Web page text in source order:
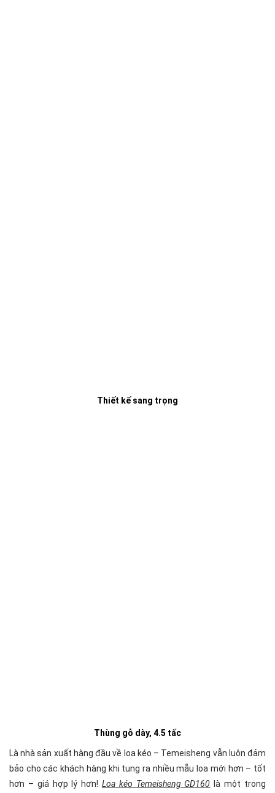
Thiết kế sang trọng
Thùng gỗ dày, 4.5 tấc
Là nhà sản xuất hàng đầu về loa kéo – Temeisheng vẫn luôn đảm
bảo cho các khách hàng khi tung ra nhiều mẫu loa mới hơn – tốt
hơn – giá hợp lý hơn! Loa kéo Temeisheng GD160 là một trong